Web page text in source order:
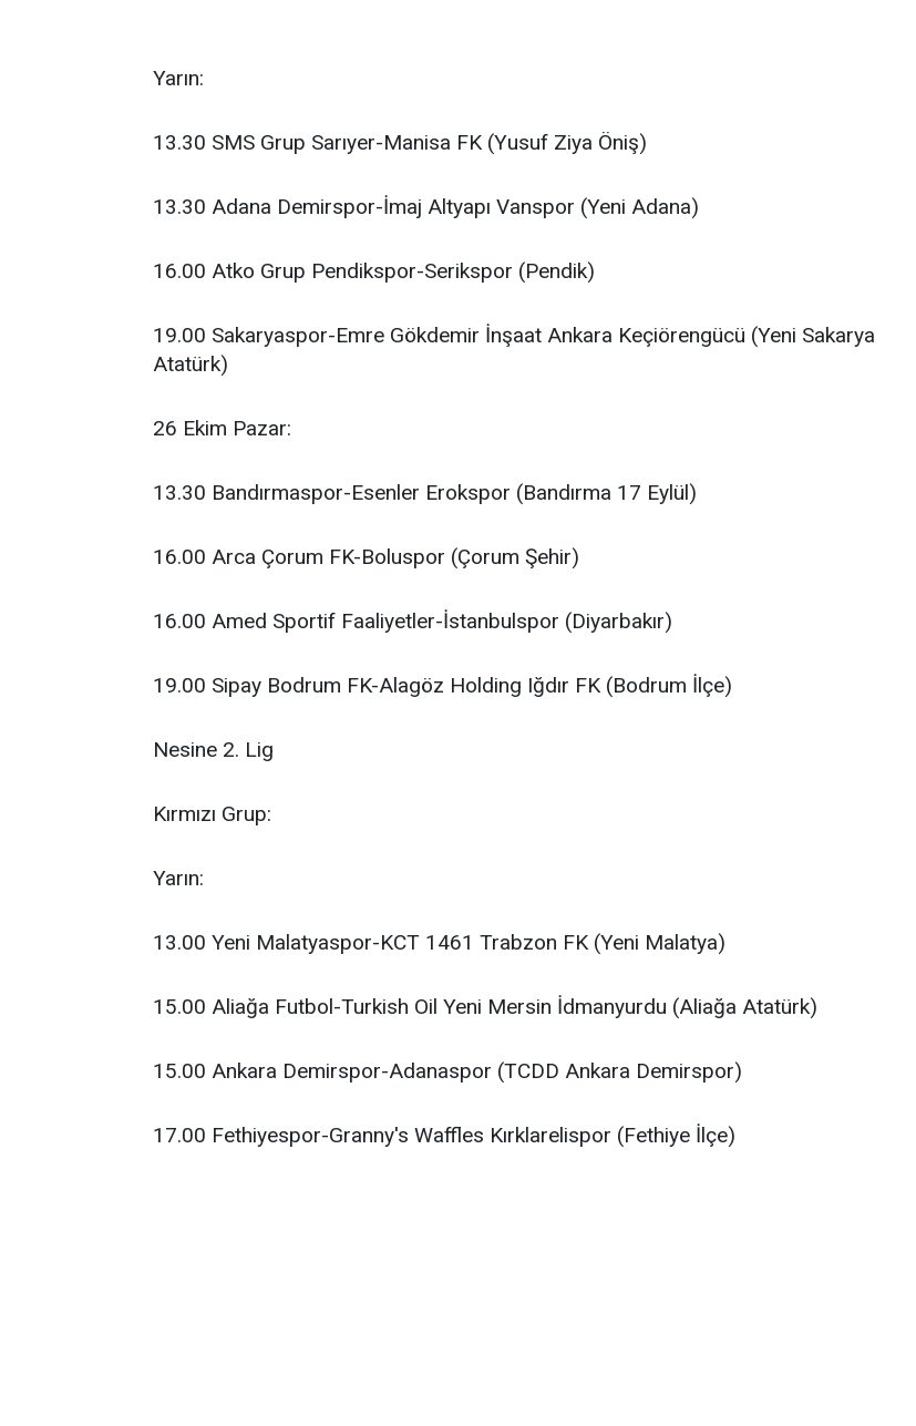
Yarın:
13.30 SMS Grup Sarıyer-Manisa FK (Yusuf Ziya Öniş)
13.30 Adana Demirspor-İmaj Altyapı Vanspor (Yeni Adana)
16.00 Atko Grup Pendikspor-Serikspor (Pendik)
19.00 Sakaryaspor-Emre Gökdemir İnşaat Ankara Keçiörengücü (Yeni Sakarya
Atatürk)
26 Ekim Pazar:
13.30 Bandırmaspor-Esenler Erokspor (Bandırma 17 Eylül)
16.00 Arca Çorum FK-Boluspor (Çorum Şehir)
16.00 Amed Sportif Faaliyetler-İstanbulspor (Diyarbakır)
19.00 Sipay Bodrum FK-Alagöz Holding Iğdır FK (Bodrum İlçe)
Nesine 2. Lig
Kırmızı Grup:
Yarın:
13.00 Yeni Malatyaspor-KCT 1461 Trabzon FK (Yeni Malatya)
15.00 Aliağa Futbol-Turkish Oil Yeni Mersin İdmanyurdu (Aliağa Atatürk)
15.00 Ankara Demirspor-Adanaspor (TCDD Ankara Demirspor)
17.00 Fethiyespor-Granny's Waffles Kırklarelispor (Fethiye İlçe)